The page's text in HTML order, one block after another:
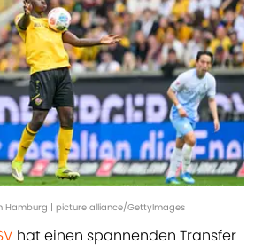
Hamburg | picture alliance/GettyImages
hat einen spannenden Transfer